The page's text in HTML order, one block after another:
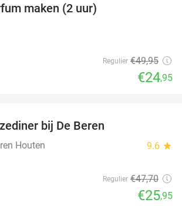
maken (2 uur)
Regulier €49,95
€24,95
bij De Beren
Houten 9.6 star
Regulier €47,70
€25,95